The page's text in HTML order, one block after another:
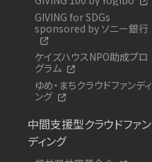
GIVING for SDGs
sponsored by ソニー銀行
ケイズハウスNPO助成プロ
グラム
ゆめ・まちクラウドファンディ
ング
中間支援型クラウドファン
ディング